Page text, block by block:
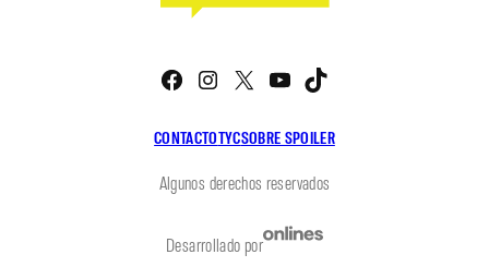
CONTACTOTYCSOBRE SPOILER
Facebook
Instagram
X YouTube
Algunos derechos reservados
Desarrollado por